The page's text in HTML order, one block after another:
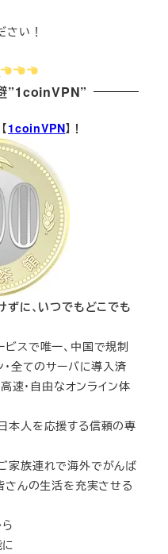
さい！
”1coinVPN”
1coinVPN】！
に、いつでもどこでも
スで唯一、中国で規制
全てのサーバに導入済
高速・自由なオンライン体
本人を応援する信頼の専
家族連れで海外でがんば
んの生活を充実させる